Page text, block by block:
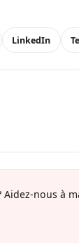
LinkedIn
Aidez-nous à